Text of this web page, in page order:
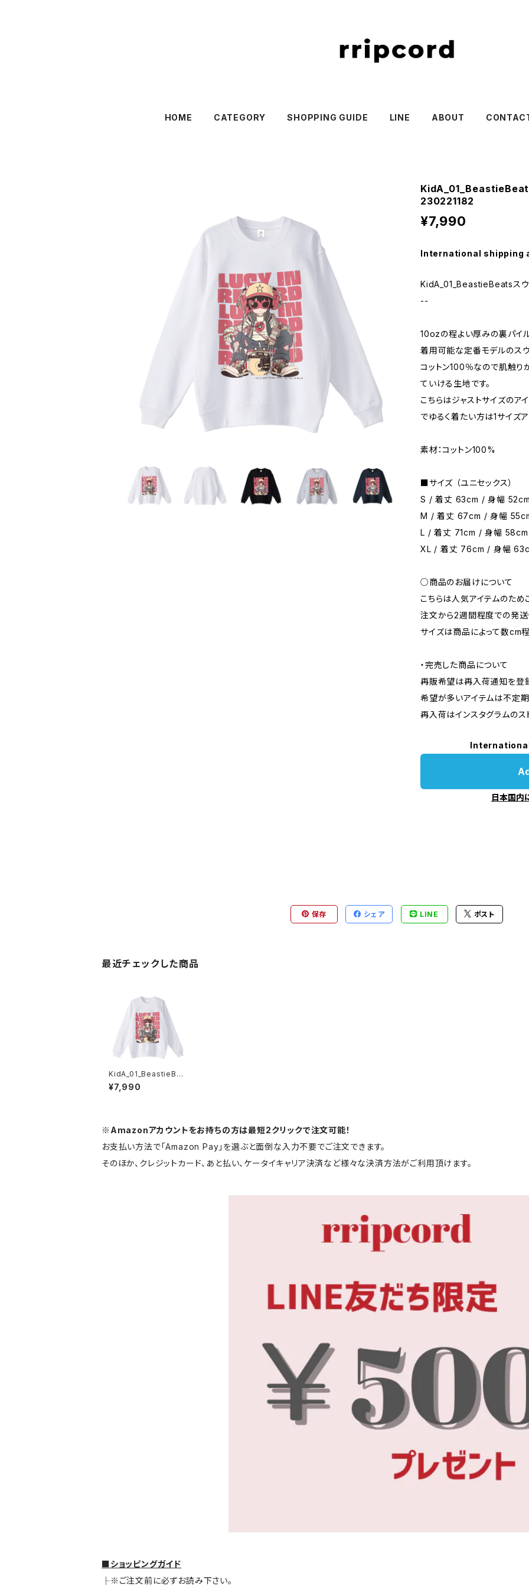
HOME CATEGORY SHOPPING GUIDE LINE ABOUT
KidA_01_BeastieBeats
230221182
¥7,990
International shipping
KidA_01_BeastieBeatsスウ
--
10ozの程よい厚みの裏パイ
着用可能な定番モデルのスウ
コットン100％なので肌触り
ていける生地です。
こちらはジャストサイズのア
でゆるく着たい方は1サイズ
素材：コットン100%
■サイズ （ユニセックス）
S / 着丈 63cm / 身幅
M / 着丈 67cm / 身幅
L / 着丈 71cm / 身幅
XL / 着丈 76cm / 身幅
○商品のお届けについて
こちらは人気アイテムのた
注文から2週間程度での発送
サイズは商品によって数cm
・完売した商品について
再販希望は再入荷通知を登録
希望が多いアイテムは不定期
再入荷はインスタグラムのス
日本国内
保存 シェア LINE ポスト
最近チェックした商品
KidA_01_BeastieBea
tsスウェットシャツ 101
4-230221182
¥7,990
※Amazonアカウントをお持ちの方は最短2クリックで注文可能！
お支払い方法で「Amazon Pay」を選ぶと面倒な入力不要でご注文できます。
そのほか、クレジットカード、あと払い、ケータイキャリア決済など様々な決済方法がご利用頂けます。
■ショッピングガイド
├※ご注文前に必ずお読み下さい。